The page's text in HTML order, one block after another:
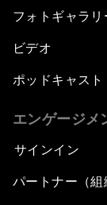
フォトギャラリ
ビデオ
ポッドキャスト
エンゲージメ
サインイン
パートナー（組